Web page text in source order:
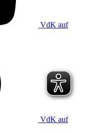
VdK auf
VdK auf